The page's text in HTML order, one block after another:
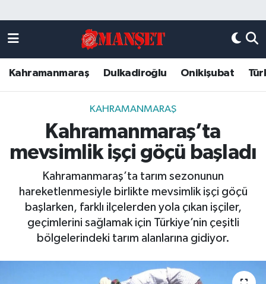
Kahramanmaraş Dulkadiroğlu Onikişubat
KAHRAMANMARAŞ
Kahramanmaraş’ta
mevsimlik işçi göçü başladı
Kahramanmaraş’ta tarım sezonunun
hareketlenmesiyle birlikte mevsimlik işçi göçü
başlarken, farklı ilçelerden yola çıkan işçiler,
geçimlerini sağlamak için Türkiye’nin çeşitli
bölgelerindeki tarım alanlarına gidiyor.
DULKADİROĞLU
KAHRAMANMARAŞ
ONİKİŞUBAT
Künye
Kahramanmaraş Nöbetçi Eczaneler
Kahramanmaraş Hava Durumu
Kahramanmaraş Trafik Yoğunluk Haritası
Süper Lig Puan Durumu ve Fikstür
Son Dakika Haberleri
Haber Arşivi